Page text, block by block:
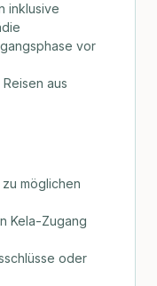
inklusive
vor
aus
möglichen
Kela-Zugang
oder